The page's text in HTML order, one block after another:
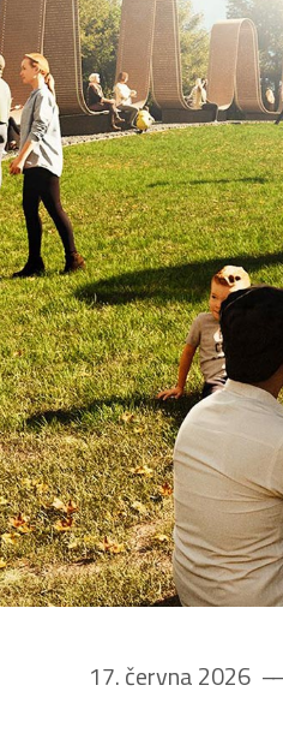
17. června 2026 ––